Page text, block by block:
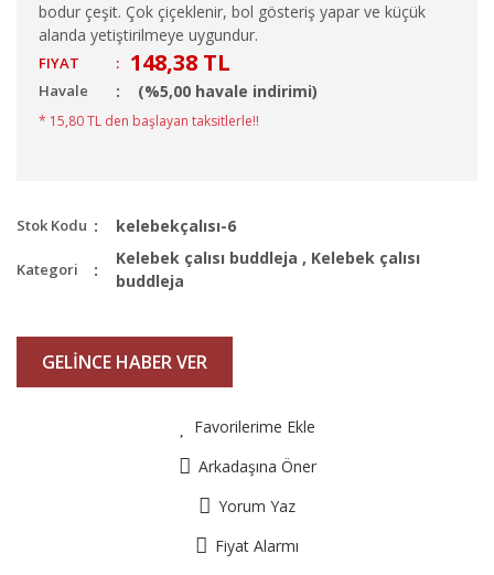
bodur çeşit. Çok çiçeklenir, bol gösteriş yapar ve küçük
alanda yetiştirilmeye uygundur.
FIYAT : 148,38 TL
Havale (%5,00 havale indirimi)
* 15,80 TL den başlayan taksitlerle!!
Stok Kodu kelebekçalısı-6
Kategori
Kelebek çalısı buddleja , Kelebek çalısı
buddleja
GELİNCE HABER VER
Favorilerime Ekle
Arkadaşına Öner
Yorum Yaz
Fiyat Alarmı